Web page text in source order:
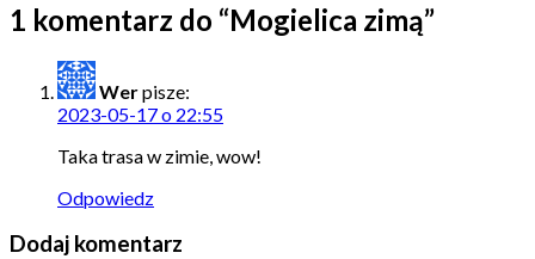
1 komentarz do “Mogielica zimą”
Werpisze:
2023-05-17 o 22:55
Taka trasa w zimie, wow!
Odpowiedz
Dodaj komentarz